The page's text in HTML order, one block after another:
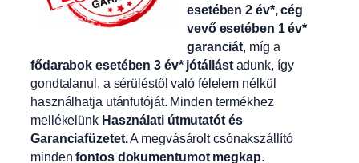
esetében 2 év*, cég
vevő esetében 1 év*
garanciát, míg a
fődarabok esetében 3 év* jótállástadunk, így
gondtalanul, a sérüléstől való félelem nélkül
használhatja utánfutóját. Minden termékhez
mellékelünk Használati útmutatót és
Garanciafüzetet.A megvásárolt csónakszállító
mindenfontos dokumentumot megkap.